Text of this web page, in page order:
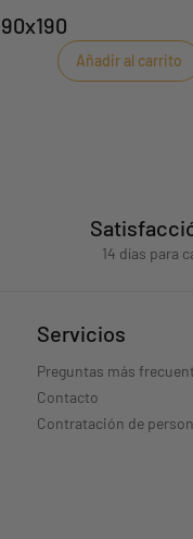
Añadir al carrito
14 días para
Servicios
Preguntas más
Contacto
Contratación de